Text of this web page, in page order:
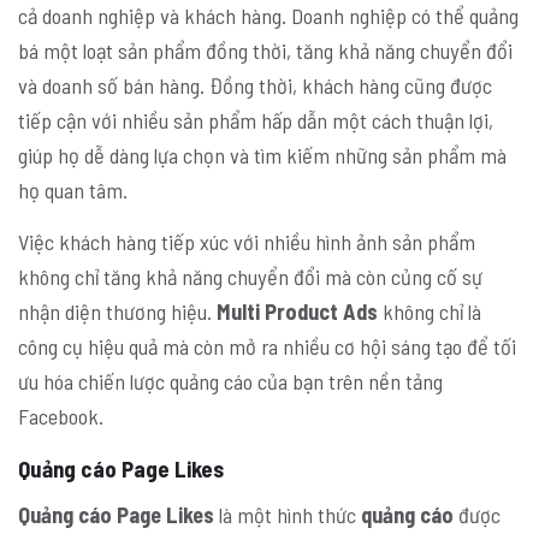
cả doanh nghiệp và khách hàng. Doanh nghiệp có thể quảng
bá một loạt sản phẩm đồng thời, tăng khả năng chuyển đổi
và doanh số bán hàng. Đồng thời, khách hàng cũng được
tiếp cận với nhiều sản phẩm hấp dẫn một cách thuận lợi,
giúp họ dễ dàng lựa chọn và tìm kiếm những sản phẩm mà
họ quan tâm.
Việc khách hàng tiếp xúc với nhiều hình ảnh sản phẩm
không chỉ tăng khả năng chuyển đổi mà còn củng cố sự
nhận diện thương hiệu. Multi Product Ads không chỉ là
công cụ hiệu quả mà còn mở ra nhiều cơ hội sáng tạo để tối
ưu hóa chiến lược quảng cáo của bạn trên nền tảng
Facebook.
Quảng cáo Page Likes
Quảng cáo Page Likes là một hình thức quảng cáo được